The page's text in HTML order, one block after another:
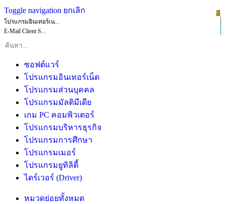
Toggle navigation ยกเลิก
โปรแกรมอินเทอร์เน...
E-Mail Client S...
ซอฟต์แวร์
โปรแกรมอินเทอร์เน็ต
โปรแกรมส่วนบุคคล
โปรแกรมมัลติมีเดีย
เกม PC คอมพิวเตอร์
โปรแกรมบริหารธุรกิจ
โปรแกรมการศึกษา
โปรแกรมเมอร์
โปรแกรมยูทิลิตี้
ไดร์เวอร์ (Driver)
หมวดย่อยทั้งหมด
1
2
3
4
5
6
7
8